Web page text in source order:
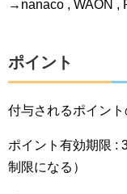
→nanaco , WAON ,
ポイント
付与されるポイン
ポイント有効期限 :
制限になる）